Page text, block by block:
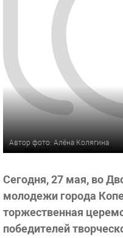
Автор фото: Алёна Колягина
Сегодня, 27 мая, во
молодежи города
торжественная
победителей